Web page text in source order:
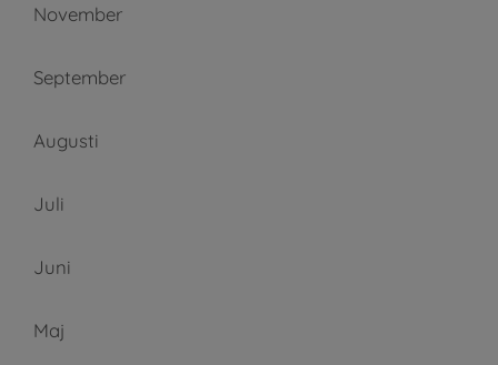
November
September
Augusti
Juli
Juni
Maj